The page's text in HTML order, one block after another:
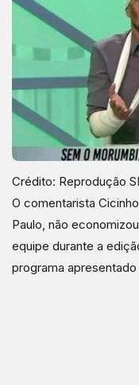
Crédito: Reprodução
O comentarista
Paulo, não
equipe durante a
programa